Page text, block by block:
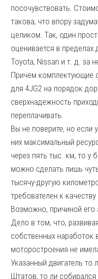
посочувствовать.
такова, что впору
целиком. Так, один
оценивается в пределах
Toyota, Nissan и т. д. за
Причем комплектующие
для 4JG2 на порядок
сверхнадежность
переплачивать.
Вы не поверите, но если
них максимальный
через пять тыс. км, то у
можно сделать лишь
тысячу-другую
требователен к
Возможно, причиной его
Дело в том, что,
собственных наработок
моторостроения не
Указанный двигатель то
Штатов, то ли